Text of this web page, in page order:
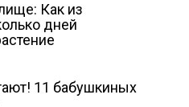
Как из
дней
11 бабушкиных